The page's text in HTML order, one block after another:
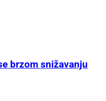
brzom snižavanju